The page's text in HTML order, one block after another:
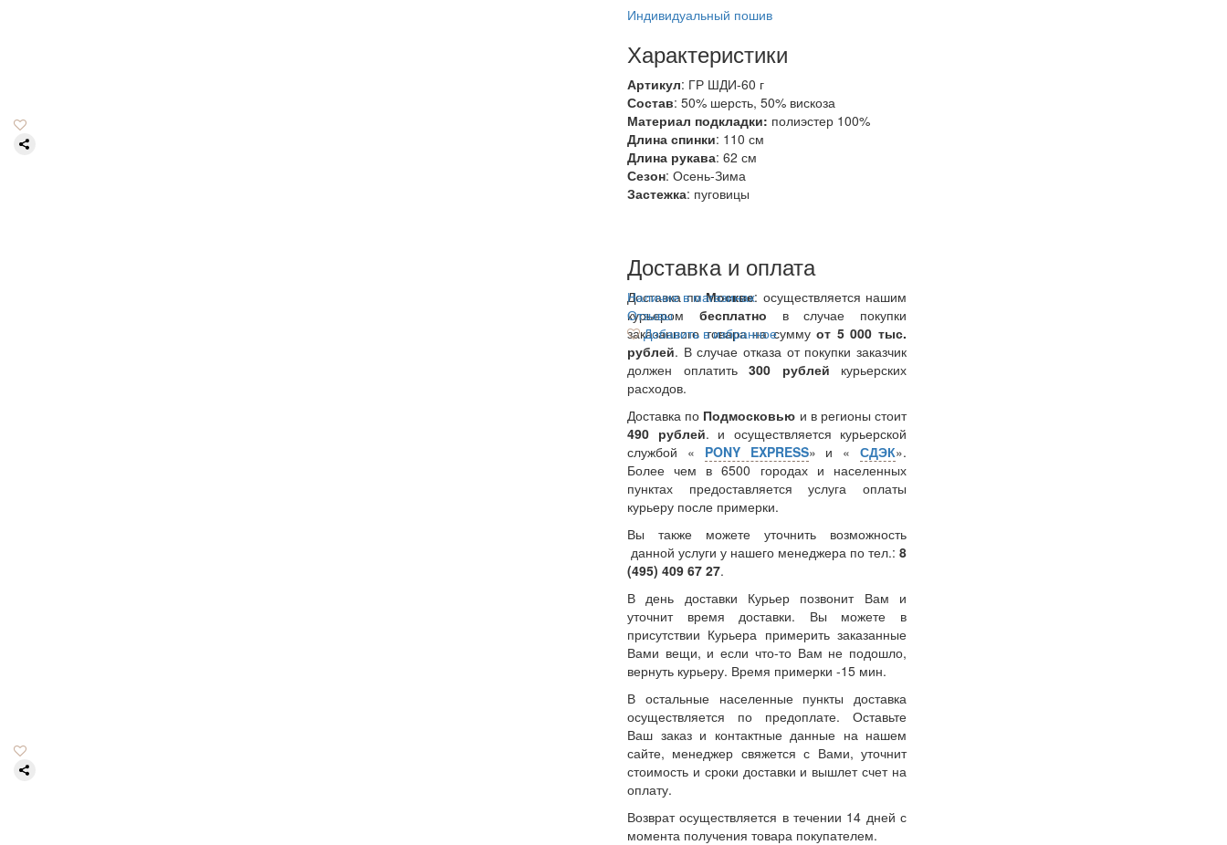
Индивидуальный пошив
Характеристики
Артикул: ГР ШДИ-60 г
Состав: 50% шерсть, 50% вискоза
Материал подкладки: полиэстер 100%
Длина спинки: 110 см
Длина рукава: 62 см
Сезон: Осень-Зима
Застежка: пуговицы
Доставка и оплата
Доставка поМоскве: осуществляется нашим
курьером бесплатно в случае покупки
заказанного товара на суммуот 5 000 тыс.
рублей. В случае отказа от покупки заказчик
должен оплатить 300 рублей курьерских
расходов.
Доставка по Подмосковью и в регионы стоит
490 рублей. и осуществляется курьерской
службой « PONY EXPRESS» и «СДЭК».
Более чем в 6500 городах и населенных
пунктах предоставляется услуга оплаты
курьеру после примерки.
Вы также можете уточнить возможность
данной услуги у нашего менеджера по тел.: 8
(495) 409 67 27.
В день доставки Курьер позвонит Вам и
уточнит время доставки. Вы можете в
присутствии Курьера примерить заказанные
Вами вещи, и если что-то Вам не подошло,
вернуть курьеру. Время примерки -15 мин.
В остальные населенные пункты доставка
осуществляется по предоплате. Оставьте
Ваш заказ и контактные данные на нашем
сайте, менеджер свяжется с Вами, уточнит
стоимость и сроки доставки и вышлет счет на
оплату.
Возврат осуществляется в течении 14 дней с
момента получения товара покупателем.
Наличие в магазинах
Отзывы
Добавить в избранное